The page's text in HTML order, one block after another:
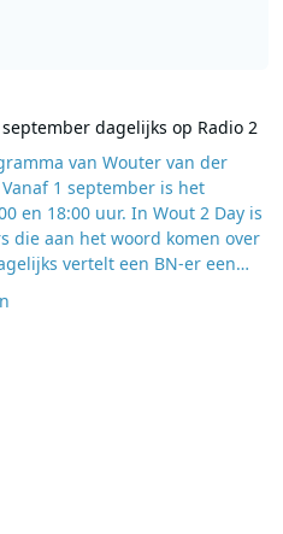
dagelijks op Radio 2
van Wouter van der
1 september is het
en 18:00 uur. In Wout 2 Day is
die aan het woord komen over
vertelt een BN-er een
2 Day het laatste nieuws en